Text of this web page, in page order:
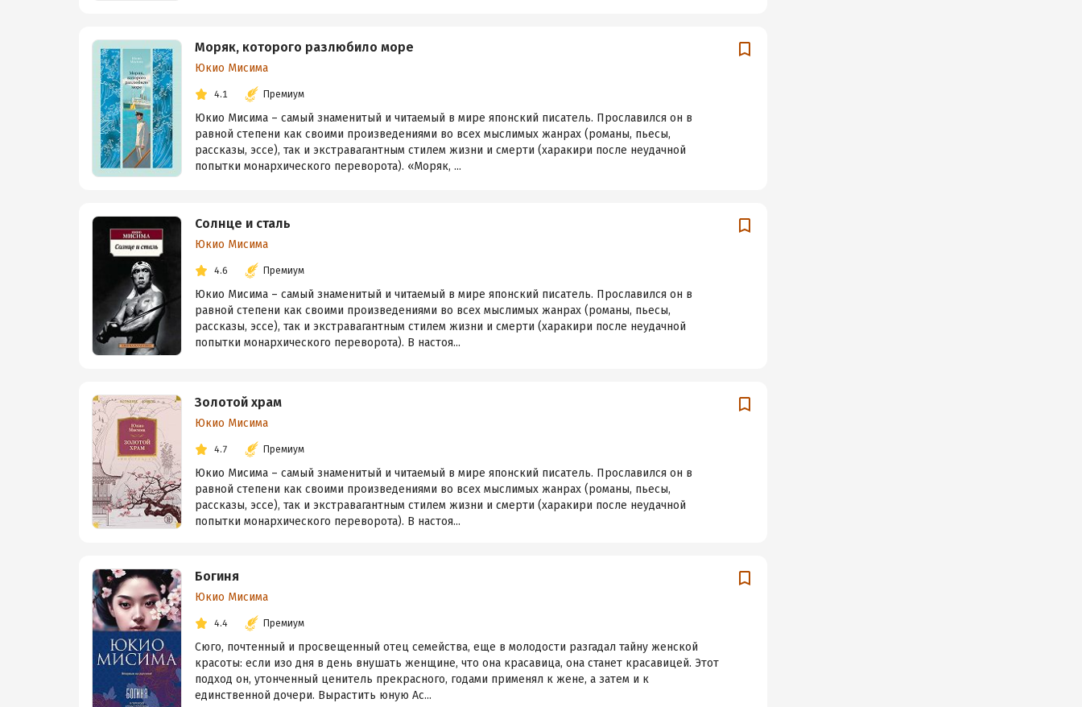
Моряк, которого разлюбило море
Юкио Мисима
4.1 Премиум
Юкио Мисима – самый знаменитый и читаемый в мире японский писатель. Прославился он в
равной степени как своими произведениями во всех мыслимых жанрах (романы, пьесы,
рассказы, эссе), так и экстравагантным стилем жизни и смерти (харакири после неудачной
попытки монархического переворота). «Моряк, ...
Солнце и сталь
Юкио Мисима
4.6 Премиум
Юкио Мисима – самый знаменитый и читаемый в мире японский писатель. Прославился он в
равной степени как своими произведениями во всех мыслимых жанрах (романы, пьесы,
рассказы, эссе), так и экстравагантным стилем жизни и смерти (харакири после неудачной
попытки монархического переворота). В настоя...
Золотой храм
Юкио Мисима
4.7 Премиум
Юкио Мисима – самый знаменитый и читаемый в мире японский писатель. Прославился он в
равной степени как своими произведениями во всех мыслимых жанрах (романы, пьесы,
рассказы, эссе), так и экстравагантным стилем жизни и смерти (харакири после неудачной
попытки монархического переворота). В настоя...
Богиня
Юкио Мисима
4.4 Премиум
Сюго, почтенный и просвещенный отец семейства, еще в молодости разгадал тайну женской
красоты: если изо дня в день внушать женщине, что она красавица, она станет красавицей. Этот
подход он, утонченный ценитель прекрасного, годами применял к жене, а затем и к
единственной дочери. Вырастить юную Ас...